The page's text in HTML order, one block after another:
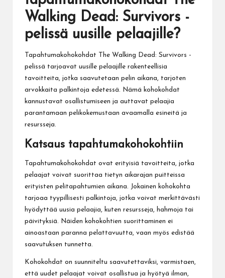
Walking Dead: Survivors -
pelissä uusille pelaajille?
Tapahtumakohokohdat The Walking Dead: Survivors -
pelissä tarjoavat uusille pelaajille rakenteellisia
tavoitteita, jotka saavutetaan pelin aikana, tarjoten
arvokkaita palkintoja edetessä. Nämä kohokohdat
kannustavat osallistumiseen ja auttavat pelaajia
parantamaan pelikokemustaan avaamalla esineitä ja
resursseja.
Katsaus tapahtumakohokohtiin
Tapahtumakohokohdat ovat erityisiä tavoitteita, jotka
pelaajat voivat suorittaa tietyn aikarajan puitteissa
erityisten pelitapahtumien aikana. Jokainen kohokohta
tarjoaa tyypillisesti palkintoja, jotka voivat merkittävästi
hyödyttää uusia pelaajia, kuten resursseja, hahmoja tai
päivityksiä. Näiden kohokohtien suorittaminen ei
ainoastaan paranna pelattavuutta, vaan myös edistää
saavutuksen tunnetta.
Kohokohdat on suunniteltu saavutettaviksi, varmistaen,
että uudet pelaajat voivat osallistua ja hyötyä ilman,